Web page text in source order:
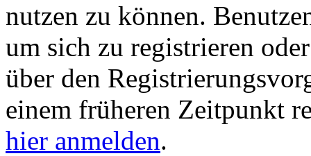
nutzen zu können.
um sich zu registrieren
über den
einem früheren Zeitpunkt
hier anmelden.